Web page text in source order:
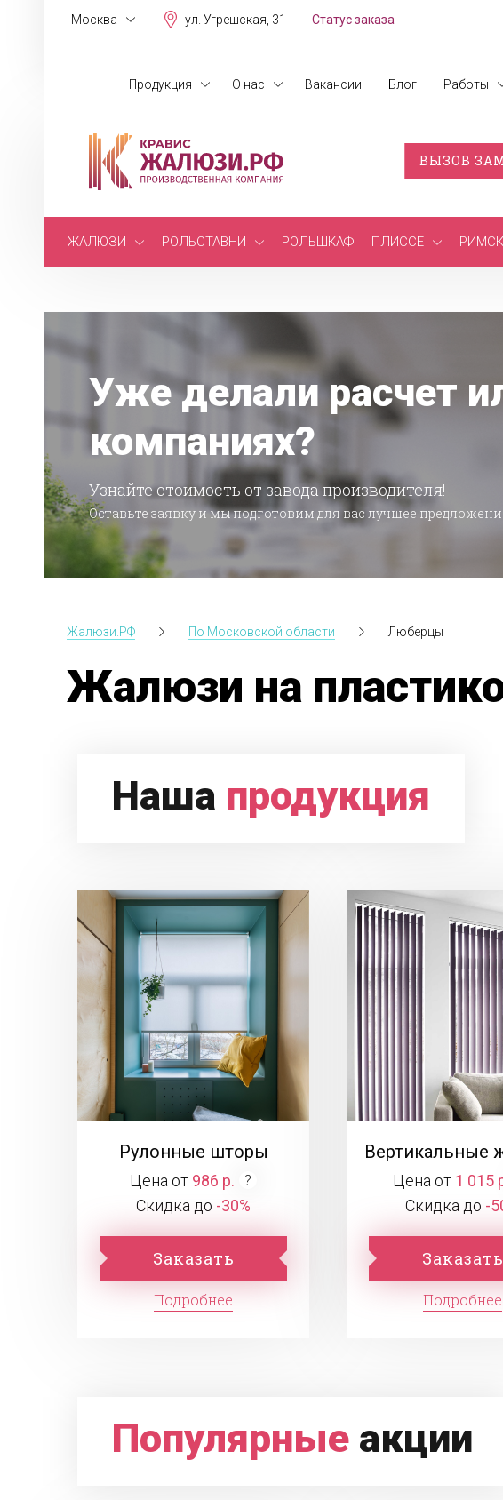
Москва ул. Угрешская, 31 Статус заказа
Продукция О нас Вакансии Блог Работы
ВЫЗОВ
ЖАЛЮЗИ РОЛЬСТАВНИ РОЛЬШКАФ ПЛИССЕ
Уже делали расчет
компаниях?
Узнайте стоимость от завода производителя!
Оставьте заявку и мы подготовим для вас лучшее
Жалюзи.РФ По Московской области Люберцы
Жалюзи на
Наша продукция
Рулонные шторы
Цена от 986 р.
Скидка до -30%
Заказать
Подробнее
Вертикальные
Цена от 1 015
Скидка до -
Заказать
Подробнее
Популярные акции